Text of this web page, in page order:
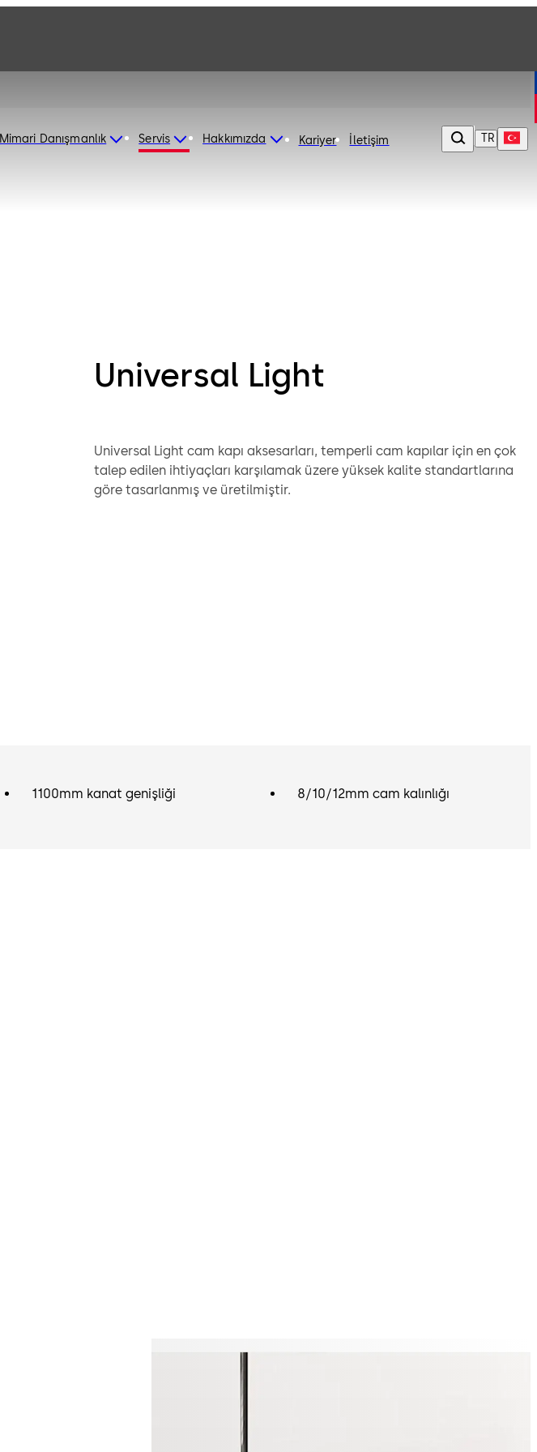
Mimari Danışmanlık Servis Hakkımızda Kariyer İletişim TR
Universal Light
Universal Light cam kapı aksesarları, temperli cam kapılar için en çok
talep edilen ihtiyaçları karşılamak üzere yüksek kalite standartlarına
göre tasarlanmış ve üretilmiştir.
1100mm kanat genişliği 8/10/12mm cam kalınlığı